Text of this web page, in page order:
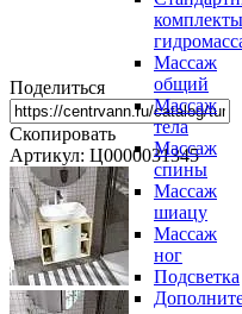
комплекты
Массаж
общий
Массаж
тела
Массаж
спины
Массаж
шиацу
Массаж
ног
Подсветка
Поделиться
Скопировать
Артикул: Ц0000031345